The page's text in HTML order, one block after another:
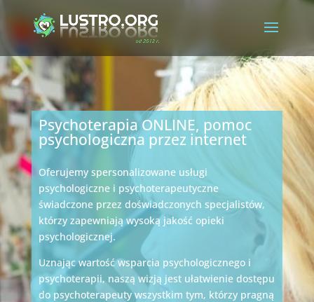
Psychoterapia ONLINE, pomoc
psychologiczna przez internet
Oferujemy spersonalizowane usługi
psychologiczne i psychoterapeutyczne
świadczone przez doświadczonych specjalistów,
którzy zapewniają wysoką jakość opieki
psychologicznej.
Uznając wartość wsparcia psychologicznego i
psychoterapii, naszą wizją jest ułatwienie dostępu
do psychoterapeuty wszystkim tym, którzy pragną